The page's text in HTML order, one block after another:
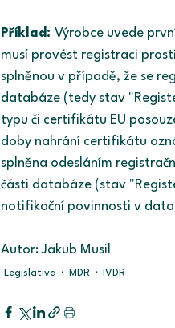
Příklad: Výrobce uvede
musí provést registraci
splněnou v případě, že se
databáze (tedy stav
typu či certifikátu EU
doby nahrání certifikátu
splněna odesláním
části databáze (stav
notifikační povinnosti v
Autor: Jakub Musil
Legislativa MDR IVDR